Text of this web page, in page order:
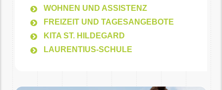
WOHNEN UND ASSISTENZ
FREIZEIT UND TAGESANGEBOTE
KITA ST. HILDEGARD
LAURENTIUS-SCHULE